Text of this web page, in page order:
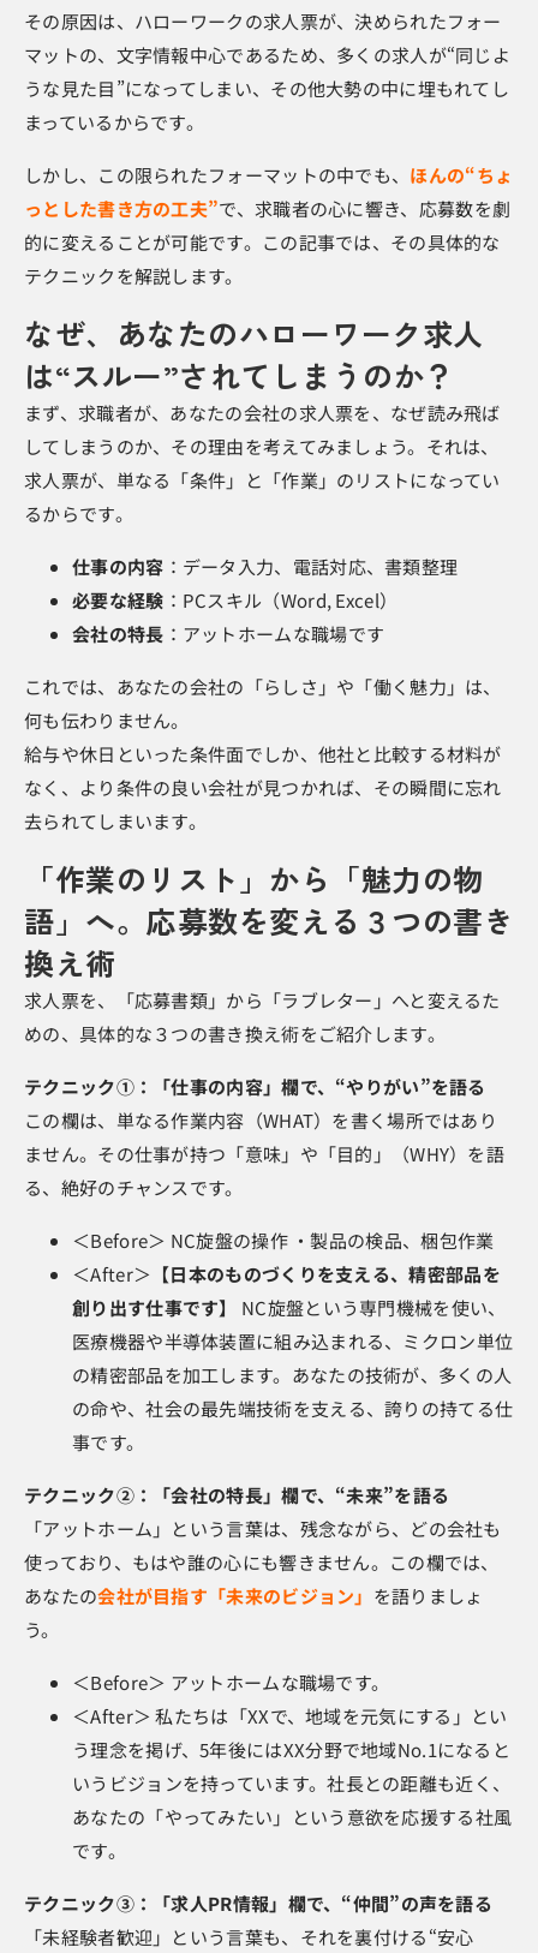
その原因は、ハローワークの求人票が、決められたフォー
マットの、文字情報中心であるため、多くの求人が“同じよ
うな見た目”になってしまい、その他大勢の中に埋もれてし
まっているからです。
しかし、この限られたフォーマットの中でも、 ほんの“ちょ
っとした書き方の工夫”で、求職者の心に響き、応募数を劇
的に変えることが可能です。この記事では、その具体的な
テクニックを解説します。
なぜ、あなたのハローワーク求人
は“スルー”されてしまうのか？
まず、求職者が、あなたの会社の求人票を、なぜ読み飛ば
してしまうのか、その理由を考えてみましょう。それは、
求人票が、単なる「条件」と「作業」のリストになってい
るからです。
仕事の内容 ：データ入力、電話対応、書類整理
必要な経験 ：PCスキル（Word, Excel）
会社の特長 ：アットホームな職場です
これでは、あなたの会社の「らしさ」や「働く魅力」は、
何も伝わりません。
給与や休日といった条件面でしか、他社と比較する材料が
なく、より条件の良い会社が見つかれば、その瞬間に忘れ
去られてしまいます。
「作業のリスト」から「魅力の物
語」へ。応募数を変える３つの書き
換え術
求人票を、「応募書類」から「ラブレター」へと変えるた
めの、具体的な３つの書き換え術をご紹介します。
テクニック①：「仕事の内容」欄で、“やりがい”を語る
この欄は、単なる作業内容（WHAT）を書く場所ではあり
ません。その仕事が持つ「意味」や「目的」（WHY）を語
る、絶好のチャンスです。
＜Before＞ NC旋盤の操作 ・製品の検品、梱包作業
＜After＞ 【日本のものづくりを支える、精密部品を
創り出す仕事です】
NC旋盤という専門機械を使い、
医療機器や半導体装置に組み込まれる、ミクロン単位
の精密部品を加工します。あなたの技術が、多くの人
の命や、社会の最先端技術を支える、誇りの持てる仕
事です。
テクニック②：「会社の特長」欄で、“未来”を語る
「アットホーム」という言葉は、残念ながら、どの会社も
使っており、もはや誰の心にも響きません。この欄では、
あなたの会社が目指す「未来のビジョン」 を語りましょ
う。
＜Before＞ アットホームな職場です。
＜After＞ 私たちは「XXで、地域を元気にする」とい
う理念を掲げ、5年後にはXX分野で地域No.1になると
いうビジョンを持っています。社長との距離も近く、
あなたの「やってみたい」という意欲を応援する社風
です。
テクニック③：「求人PR情報」欄で、“仲間”の声を語る
「未経験者歓迎」という言葉も、それを裏付ける“安心